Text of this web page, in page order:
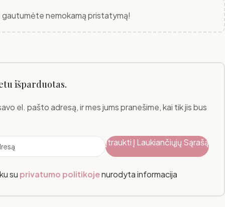
nemokamą pristatymą!
išparduotas.
el. pašto adresą, ir mes jums pranešime, kai tik jis bus
Įtraukti Į Laukiančiųjų Sąrašą
su privatumo politikojenurodyta informacija